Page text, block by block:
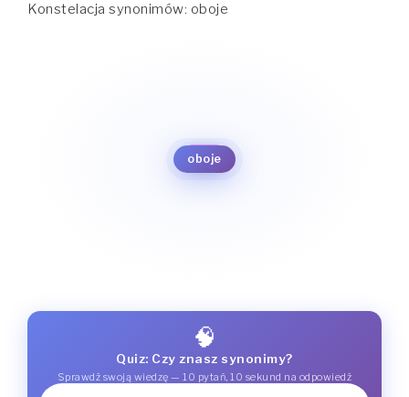
Konstelacja synonimów: oboje
oboje
oba
obaj
obie
🧠
Quiz: Czy znasz synonimy?
Sprawdź swoją wiedzę — 10 pytań, 10 sekund na odpowiedź